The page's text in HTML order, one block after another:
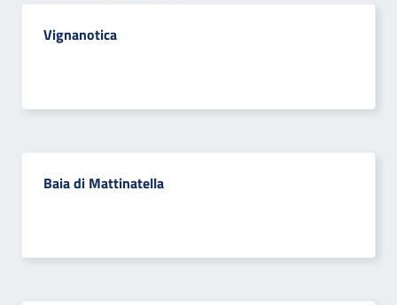
Vignanotica
Baia di Mattinatella